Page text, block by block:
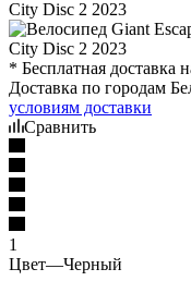
* Бесплатная доставка
Доставка по городам
условиям доставки
Сравнить
1
Цвет—Черный